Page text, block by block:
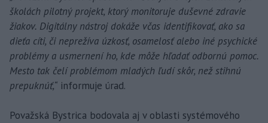
školách pilotný projekt, ktorý monitoruje duševné zdravie
žiakov. Digitálny nástroj dokáže včas identifikovať, ako sa
dieťa cíti, či neprežíva úzkosť, osamelosť alebo iné psychické
problémy a usmernení ho, kde môže hľadať odbornú pomoc.
Mesto tak čelí problémom mladých ľudí skôr, než stihnú
prepuknúť,“ informuje úrad.
Považská Bystrica bodovala aj v oblasti systémového